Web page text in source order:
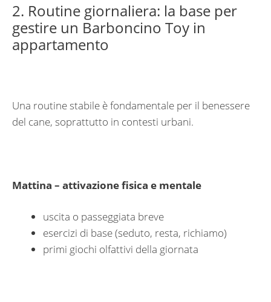
2. Routine giornaliera: la base per
gestire un Barboncino Toy in
appartamento
Una routine stabile è fondamentale per il benessere
del cane, soprattutto in contesti urbani.
Mattina – attivazione fisica e mentale
uscita o passeggiata breve
esercizi di base (seduto, resta, richiamo)
primi giochi olfattivi della giornata